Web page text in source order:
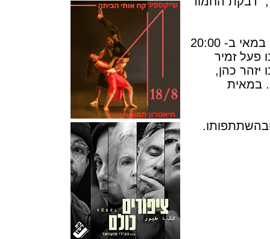
ערב ההוקרה, "קול זמיר", יתקיים ביום שלישי , ה-31 במאי ב- 20:00
פעל זמיר
יזהר כהן,
במאית